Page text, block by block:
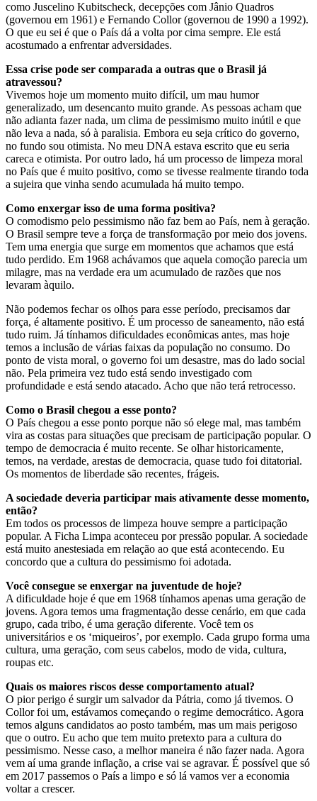
como Juscelino Kubitscheck, decepções com Jânio Quadros
(governou em 1961) e Fernando Collor (governou de 1990 a 1992).
O que eu sei é que o País dá a volta por cima sempre. Ele está
acostumado a enfrentar adversidades.
Essa crise pode ser comparada a outras que o Brasil já
atravessou?
Vivemos hoje um momento muito difícil, um mau humor
generalizado, um desencanto muito grande. As pessoas acham que
não adianta fazer nada, um clima de pessimismo muito inútil e que
não leva a nada, só à paralisia. Embora eu seja crítico do governo,
no fundo sou otimista. No meu DNA estava escrito que eu seria
careca e otimista. Por outro lado, há um processo de limpeza moral
no País que é muito positivo, como se tivesse realmente tirando toda
a sujeira que vinha sendo acumulada há muito tempo.
Como enxergar isso de uma forma positiva?
O comodismo pelo pessimismo não faz bem ao País, nem à geração.
O Brasil sempre teve a força de transformação por meio dos jovens.
Tem uma energia que surge em momentos que achamos que está
tudo perdido. Em 1968 achávamos que aquela comoção parecia um
milagre, mas na verdade era um acumulado de razões que nos
levaram àquilo.
Não podemos fechar os olhos para esse período, precisamos dar
força, é altamente positivo. É um processo de saneamento, não está
tudo ruim. Já tínhamos dificuldades econômicas antes, mas hoje
temos a inclusão de várias faixas da população no consumo. Do
ponto de vista moral, o governo foi um desastre, mas do lado social
não. Pela primeira vez tudo está sendo investigado com
profundidade e está sendo atacado. Acho que não terá retrocesso.
Como o Brasil chegou a esse ponto?
O País chegou a esse ponto porque não só elege mal, mas também
vira as costas para situações que precisam de participação popular. O
tempo de democracia é muito recente. Se olhar historicamente,
temos, na verdade, arestas de democracia, quase tudo foi ditatorial.
Os momentos de liberdade são recentes, frágeis.
A sociedade deveria participar mais ativamente desse momento,
então?
Em todos os processos de limpeza houve sempre a participação
popular. A Ficha Limpa aconteceu por pressão popular. A sociedade
está muito anestesiada em relação ao que está acontecendo. Eu
concordo que a cultura do pessimismo foi adotada.
Você consegue se enxergar na juventude de hoje?
A dificuldade hoje é que em 1968 tínhamos apenas uma geração de
jovens. Agora temos uma fragmentação desse cenário, em que cada
grupo, cada tribo, é uma geração diferente. Você tem os
universitários e os ‘miqueiros’, por exemplo. Cada grupo forma uma
cultura, uma geração, com seus cabelos, modo de vida, cultura,
roupas etc.
Quais os maiores riscos desse comportamento atual?
O pior perigo é surgir um salvador da Pátria, como já tivemos. O
Collor foi um, estávamos começando o regime democrático. Agora
temos alguns candidatos ao posto também, mas um mais perigoso
que o outro. Eu acho que tem muito pretexto para a cultura do
pessimismo. Nesse caso, a melhor maneira é não fazer nada. Agora
vem aí uma grande inflação, a crise vai se agravar. É possível que só
em 2017 passemos o País a limpo e só lá vamos ver a economia
voltar a crescer.